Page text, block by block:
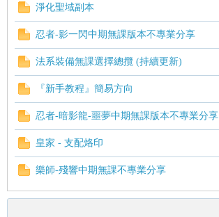
淨化聖域副本
忍者-影一閃中期無課版本不專業分享
法系裝備無課選擇總攬 (持續更新)
『新手教程』簡易方向
忍者-暗影龍-噩夢中期無課版本不專業分享
皇家 - 支配烙印
樂師-殘響中期無課不專業分享